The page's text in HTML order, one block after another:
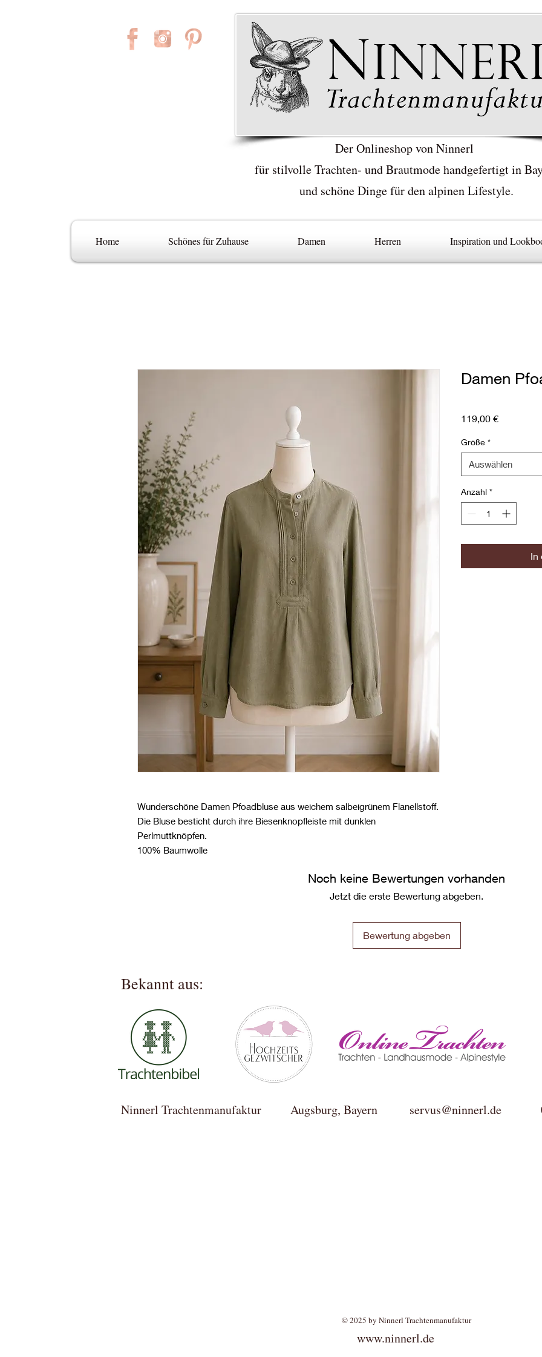
Der Onlineshop von Ninnerl
für stilvolle Trachten- und Brautmode handgefertigt in
und schöne Dinge für den alpinen Lifestyle.
Home Schönes für Zuhause Damen Herren Inspiration und
Wunderschöne Damen Pfoadbluse aus weichem salbeigrünem Flanellstoff.
Die Bluse besticht durch ihre Biesenknopfleiste mit dunklen
Perlmuttknöpfen.
100% Baumwolle
Damen
119,00 €Preis
Größe *
Auswählen
Anzahl *
In
Noch keine Bewertungen vorhanden
Jetzt die erste Bewertung abgeben.
Bewertung abgeben
Bekannt aus:
Ninnerl Trachtenmanufaktur Augsburg, Bayern servus@ninnerl.de
© 2025 by Ninnerl Trachtenmanufaktur
www.ninnerl.de